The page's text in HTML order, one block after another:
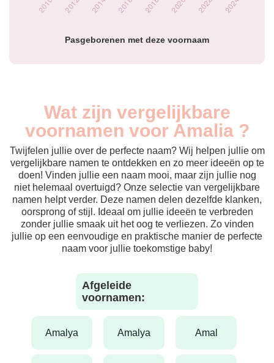
Pasgeborenen met deze voornaam
prénom Amalia par
Wat zijn vergelijkbare
voornamen voor Amalia ?
Twijfelen jullie over de perfecte naam? Wij helpen jullie om
vergelijkbare namen te ontdekken en zo meer ideeën op te
doen! Vinden jullie een naam mooi, maar zijn jullie nog
niet helemaal overtuigd? Onze selectie van vergelijkbare
namen helpt verder. Deze namen delen dezelfde klanken,
oorsprong of stijl. Ideaal om jullie ideeën te verbreden
zonder jullie smaak uit het oog te verliezen. Zo vinden
jullie op een eenvoudige en praktische manier de perfecte
naam voor jullie toekomstige baby!
Afgeleide
voornamen:
amalya amalya amal